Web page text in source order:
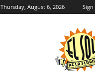
Thursday, August 6, 2026 Sign